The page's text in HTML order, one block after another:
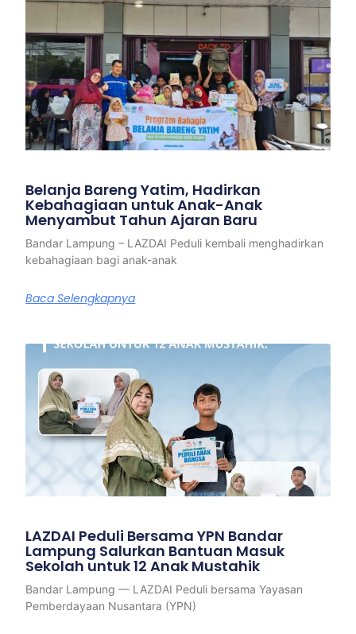
Belanja Bareng Yatim, Hadirkan
Kebahagiaan untuk Anak-Anak
Menyambut Tahun Ajaran Baru
Bandar Lampung – LAZDAI Peduli kembali menghadirkan
kebahagiaan bagi anak-anak
Baca Selengkapnya
LAZDAI Peduli Bersama YPN Bandar
Lampung Salurkan Bantuan Masuk
Sekolah untuk 12 Anak Mustahik
Bandar Lampung — LAZDAI Peduli bersama Yayasan
Pemberdayaan Nusantara (YPN)